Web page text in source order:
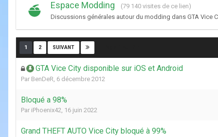
Espace Modding
(79 140 visites de ce lien)
Discussions générales autour du modding dans GTA Vice
1 2 SUIVANT
GTA Vice City disponible sur iOS et Android
Par BenDeR 6 décembre 2012
Bloqué a 98%
Par iPhoenix42 16 juin 2022
Grand THEFT AUTO Vice City bloqué à 99%